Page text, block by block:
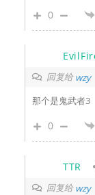
0
回复给 wzy
那个是鬼武者3
0
TTR
回复给 wzy